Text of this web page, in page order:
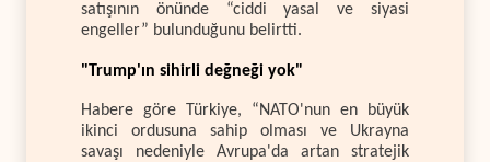
satışının önünde “ciddi yasal ve siyasi
engeller” bulunduğunu belirtti.
"Trump'ın sihirli değneği yok"
Habere göre Türkiye, “NATO'nun en büyük
ikinci ordusuna sahip olması ve Ukrayna
savaşı nedeniyle Avrupa'da artan stratejik